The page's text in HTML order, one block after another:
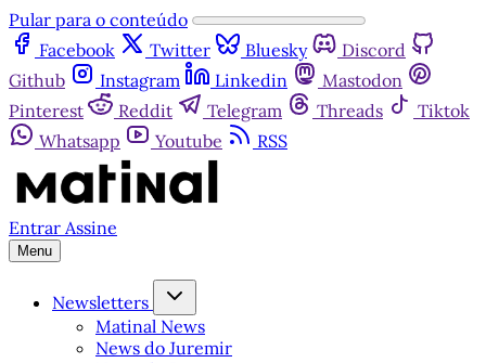
Pular para o conteúdo
Facebook
Twitter Bluesky
Discord
Github
Instagram Linkedin
Mastodon
Pinterest
Reddit Telegram Threads
Tiktok
Whatsapp
Youtube RSS
Entrar Assine
Menu
Newsletters
Matinal News
News do Juremir